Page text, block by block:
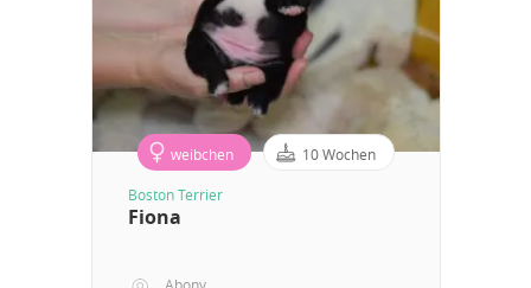
weibchen 10 Wochen
Boston Terrier
Fiona